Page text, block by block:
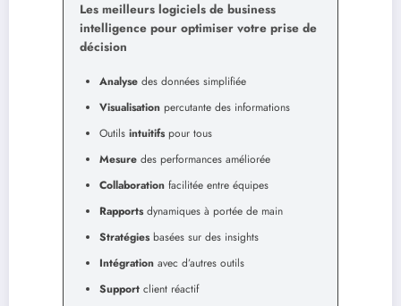
Les meilleurs logiciels de business
intelligence pour optimiser votre prise de
décision
Analyse des données simplifiée
Visualisation percutante des informations
Outils intuitifspour tous
Mesure des performances améliorée
Collaboration facilitée entre équipes
Rapportsdynamiques à portée de main
Stratégiesbasées sur des insights
Intégration avec d’autres outils
Support client réactif